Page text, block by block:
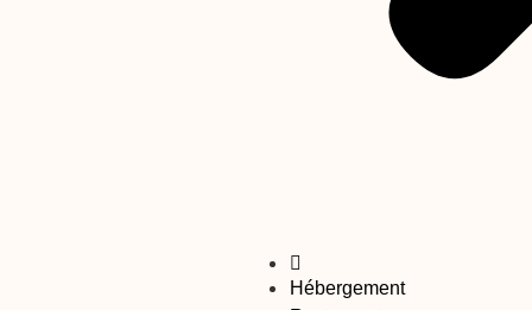
Hébergement